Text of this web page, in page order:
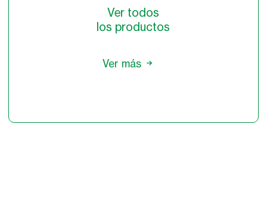
Ver todos
los productos
Ver más